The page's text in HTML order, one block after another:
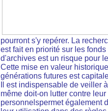
pourront s'y repérer. La
est fait en priorité sur les
d'archives est un risque pour
Cette mise en valeur
générations futures est
Il est indispensable de veiller
même doit-on lutter contre
personnelspermet également